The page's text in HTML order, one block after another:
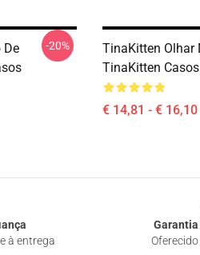
De
-20%
TinaKitten Olhar
TinaKitten
€ 14,81 - € 16,10
à entrega